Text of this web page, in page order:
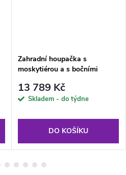
Zahradní houpačka s
moskytiérou a s bočními
Edition G052-23IB PATIO
13 789 Kč
Skladem - do týdne
DO KOŠÍKU